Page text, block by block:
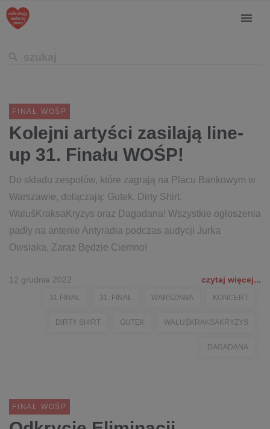
FINAŁ WOŚP
Kolejni artyści zasilają line-
up 31. Finału WOŚP!
Do składu zespołów, które zagrają na Placu Bankowym w
Warszawie, dołączają: Gutek, Dirty Shirt,
WaluśKraksaKryzys oraz Dagadana! Wszystkie ogłoszenia
padły na antenie Antyradia podczas audycji Jurka
Owsiaka, Zaraz Będzie Ciemno!
12 grudnia 2022 czytaj więcej...
31 FINAŁ 31. FINAŁ WARSZAWA KONCERT
DIRTY SHIRT GUTEK WALUŚKRAKSAKRYZYS
DAGADANA
FINAŁ WOŚP